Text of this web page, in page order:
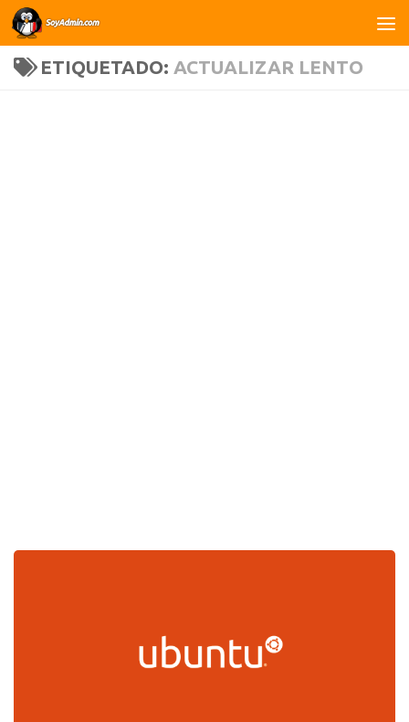
Saltar al contenido
ETIQUETADO: ACTUALIZAR LENTO